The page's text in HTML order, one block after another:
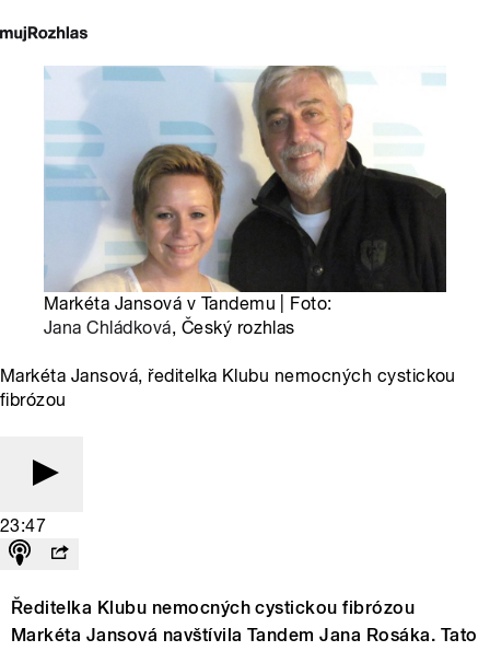
Markéta Jansová v Tandemu | Foto:
Jana Chládková, Český rozhlas
Markéta Jansová, ředitelka Klubu nemocných cystickou
fibrózou
23:47
Ředitelka Klubu nemocných cystickou fibrózou
Markéta Jansová navštívila Tandem Jana Rosáka. Tato